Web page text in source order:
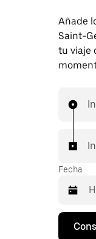
Añade
Saint-
tu viaje
Fecha
Pulsa